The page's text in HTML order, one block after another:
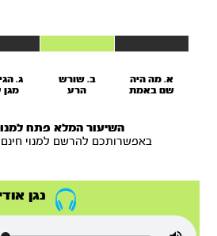
א. מה היה
שם באמת
ב. שורש
הרע
ג.
מגן
השיעור המלא פתח
באפשרותכם להרשם למנוי
נגן